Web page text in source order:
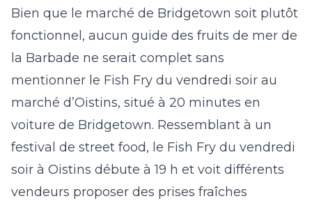
Bien que le marché de Bridgetown soit plutôt
fonctionnel, aucun guide des fruits de mer de
la Barbade ne serait complet sans
mentionner le Fish Fry du vendredi soir au
marché d’Oistins, situé à 20 minutes en
voiture de Bridgetown. Ressemblant à un
festival de street food, le Fish Fry du vendredi
soir à Oistins débute à 19 h et voit différents
vendeurs proposer des prises fraîches